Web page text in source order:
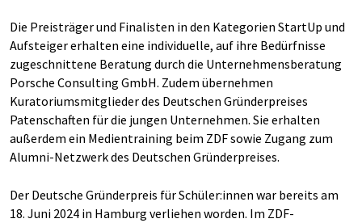
Die Preisträger und Finalisten in den Kategorien StartUp und
Aufsteiger erhalten eine individuelle, auf ihre Bedürfnisse
zugeschnittene Beratung durch die Unternehmensberatung
Porsche Consulting GmbH. Zudem übernehmen
Kuratoriumsmitglieder des Deutschen Gründerpreises
Patenschaften für die jungen Unternehmen. Sie erhalten
außerdem ein Medientraining beim ZDF sowie Zugang zum
Alumni-Netzwerk des Deutschen Gründerpreises.
Der Deutsche Gründerpreis für Schüler:innen war bereits am
18. Juni 2024 in Hamburg verliehen worden. Im ZDF-